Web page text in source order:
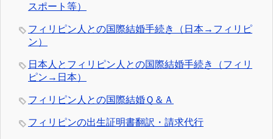
スポート等）
フィリピン人との国際結婚手続き（日本→フィリピ
ン）
日本人とフィリピン人との国際結婚手続き（フィリ
ピン→日本）
フィリピン人との国際結婚Ｑ＆Ａ
フィリピンの出生証明書翻訳・請求代行